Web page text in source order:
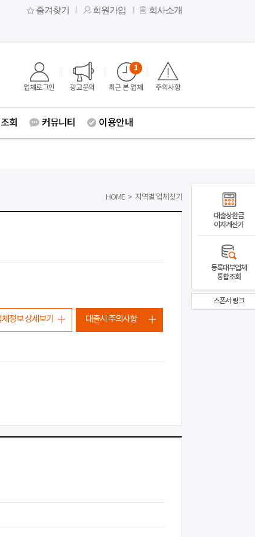
즐겨찾기 회원가입 회사소개
업체로그인 광고문의 최근 본 업체
1
주의사항
회 커뮤니티 이용안내
HOME > 지역별 업체찾기
체정보 상세보기 대출시 주의사항
대출상환금
이자계산기
등록대부업체
통합조회
스폰서 링크